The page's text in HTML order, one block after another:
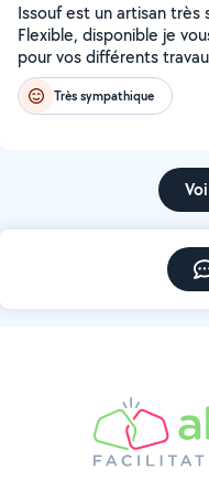
Issouf est un artisan
Flexible, disponible je
pour vos différents
Très sympathique